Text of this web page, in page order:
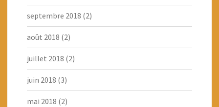
septembre 2018 (2)
août 2018 (2)
juillet 2018 (2)
juin 2018 (3)
mai 2018 (2)